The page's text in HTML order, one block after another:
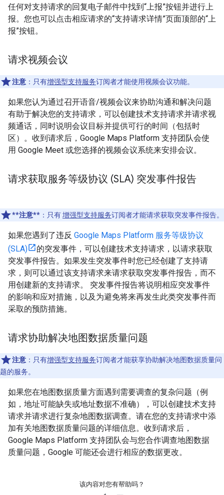
任何对支持请求的回复电子邮件中找到“上报”按钮并进行上
报。您也可以点击相应请求的“支持请求详情”页面顶部的“上
报”按钮。
请求视频会议
注意 ：只有增强型支持服务订阅者才能使用视频会议功能。
如果您认为通过召开语音/视频会议来协助沟通和解决问题
有助于解决您的支持请求，可以创建技术支持请求并请求视
频通话，同时说明会议目标并提供可行的时间（包括时
区）。收到请求后，Google Maps Platform 支持团队会使
用 Google Meet 或您选择的视频会议系统来安排会议。
请求获取服务等级协议 (SLA) 突发事件报告
**注意** ：只有增强型支持服务订阅者才能请求获取突发事件报告。
如果您遇到了违反 Google Maps Platform 服务等级协议
(SLA)
的突发事件，可以创建技术支持请求，以请求获取
突发事件报告。如果发生突发事件时您已经创建了支持请
求，则可以通过该支持请求来请求获取突发事件报告，而不
用创建新的支持请求。 突发事件报告将说明相应突发事件
的影响和应对措施，以及为避免将来再发生此类突发事件而
采取的预防措施。
请求协助解决地图数据质量问题
注意 ：只有增强型支持服务订阅者才能获享协助解决地图数据质量问
题的服务。
如果您在地图数据质量方面遇到需要调查的复杂问题（例
如，地址可能缺失或地址数据不准确），可以创建技术支持
请求并请求进行复杂地图数据调查。请在您的支持请求中添
加有关地图数据质量问题的详细信息。收到请求后，
Google Maps Platform 支持团队会与您合作调查地图数据
质量问题，Google 可能还会进行相应的数据更改。
该内容对您有帮助吗？